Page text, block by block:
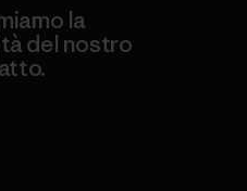
la
del nostro